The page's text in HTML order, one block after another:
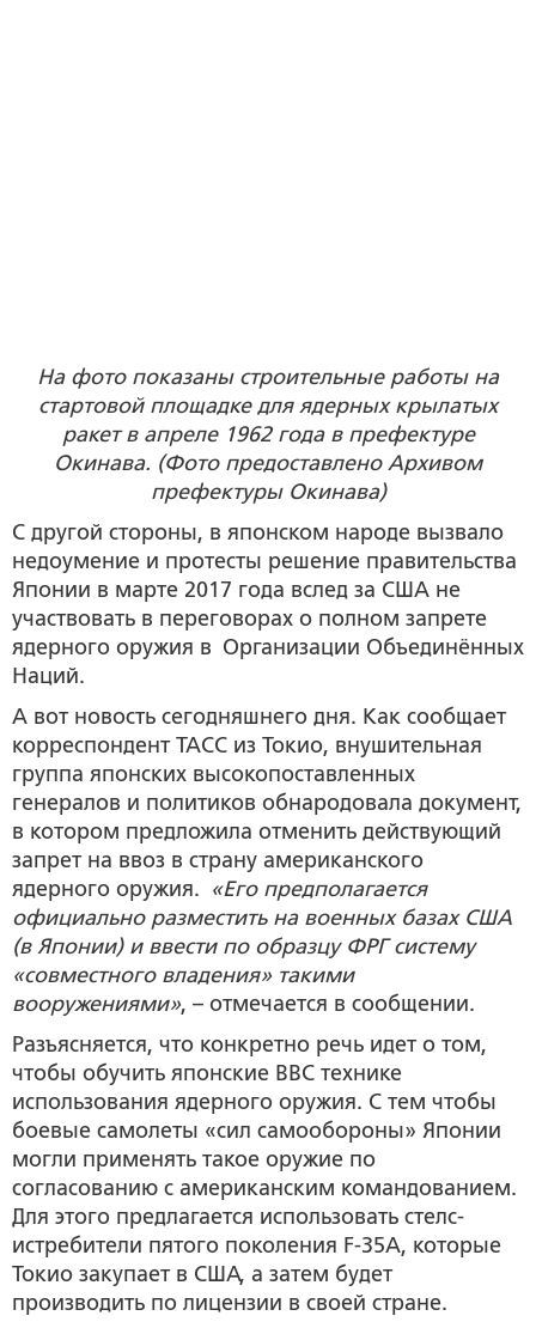
На фото показаны строительные работы на
стартовой площадке для ядерных крылатых
ракет в апреле 1962 года в префектуре
Окинава. (Фото предоставлено Архивом
префектуры Окинава)
С другой стороны, в японском народе вызвало
недоумение и протесты решение правительства
Японии в марте 2017 года вслед за США не
участвовать в переговорах о полном запрете
ядерного оружия в Организации Объединённых
Наций.
А вот новость сегодняшнего дня. Как сообщает
корреспондент ТАСС из Токио, внушительная
группа японских высокопоставленных
генералов и политиков обнародовала документ,
в котором предложила отменить действующий
запрет на ввоз в страну американского
ядерного оружия. «Его предполагается
официально разместить на военных базах США
(в Японии) и ввести по образцу ФРГ систему
«совместного владения» такими
вооружениями», – отмечается в сообщении.
Разъясняется, что конкретно речь идет о том,
чтобы обучить японские ВВС технике
использования ядерного оружия. С тем чтобы
боевые самолеты «сил самообороны» Японии
могли применять такое оружие по
согласованию с американским командованием.
Для этого предлагается использовать стелс-
истребители пятого поколения F-35A, которые
Токио закупает в США, а затем будет
производить по лицензии в своей стране.